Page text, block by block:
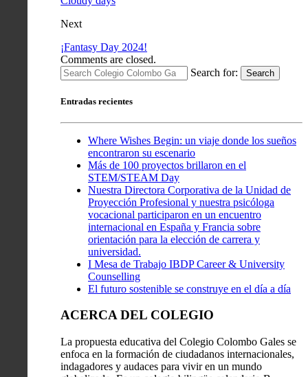
Next
¡Fantasy Day 2024!
Comments are closed.
Search for:
Search
Entradas recientes
Where Wishes Begin: un viaje donde los sueños
encontraron su escenario
Más de 100 proyectos brillaron en el
STEM/STEAM Day
Nuestra Directora Corporativa de la Unidad de
Proyección Profesional y nuestra psicóloga
vocacional participaron en un encuentro
internacional en España y Francia sobre
orientación para la elección de carrera y
universidad.
I Mesa de Trabajo IBDP Career & University
Counselling
El futuro sostenible se construye en el día a día
ACERCA DEL COLEGIO
La propuesta educativa del Colegio Colombo Gales se
enfoca en la formación de ciudadanos internacionales,
indagadores y audaces para vivir en un mundo